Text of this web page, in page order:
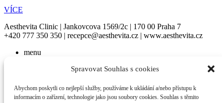
Spravovat Souhlas s cookies
Abychom poskytli co nejlepší služby, používáme k ukládání a/nebo přístupu k
informacím o zařízení, technologie jako jsou soubory cookies. Souhlas s těmito
VÍCE
Aesthevita Clinic | Jankovcova 1569/2c | 170 00 Praha 7
+420 777 350 350 | recepce@aesthevita.cz | www.aesthevita.cz
menu
facebook
instagram